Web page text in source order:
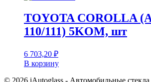
TOYOTA COROLLA
110/111) 5KOM, шт
6 703,20 ₽
В корзину
© 2026 iAutoglass - Автомобильные стекла.